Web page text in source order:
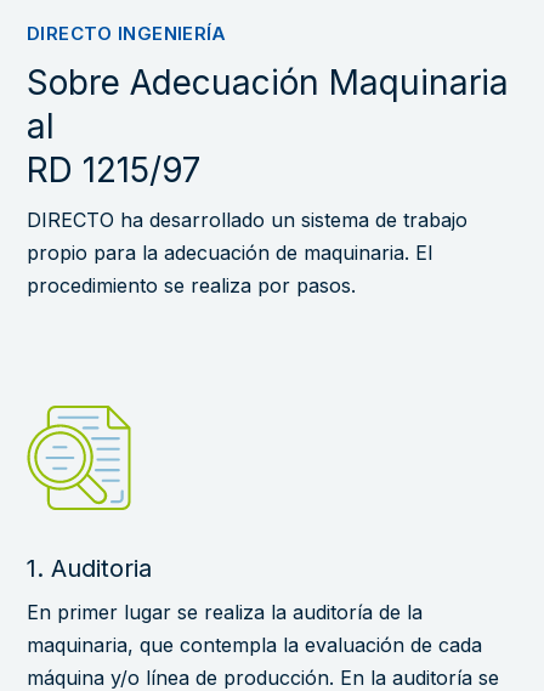
DIRECTO INGENIERÍA
Sobre Adecuación Maquinaria
al
RD 1215/97
DIRECTO ha desarrollado un sistema de trabajo
propio para la adecuación de maquinaria. El
procedimiento se realiza por pasos.
1. Auditoria
En primer lugar se realiza la auditoría de la
maquinaria, que contempla la evaluación de cada
máquina y/o línea de producción. En la auditoría se